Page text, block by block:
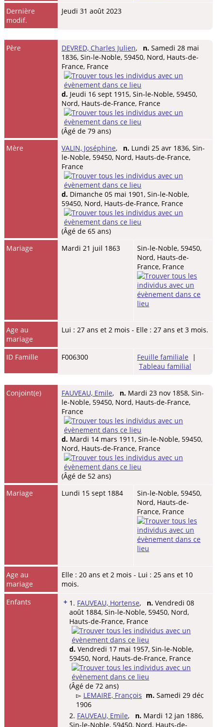
Dernière
modif.
Jeudi 31 août 2023
Père DEVRED, Charles Julien, n. Samedi 28 mai
1836, Sin-le-Noble, 59450, Nord, Hauts-de-
France, France
d. Jeudi 16 sept 1915, Sin-le-Noble, 59450,
Nord, Hauts-de-France, France
(Âgé de 79 ans)
Mère
VALIN, Joséphine, n. Lundi 25 avr 1836, Sin-
le-Noble, 59450, Nord, Hauts-de-France,
France
d. Dimanche 05 mai 1901, Sin-le-Noble,
59450, Nord, Hauts-de-France, France
(Âgé de 65 ans)
Mariage
Mardi 21 juil 1863
Sin-le-Noble, 59450,
Nord, Hauts-de-
France, France
Age au
mariage
Lui : 27 ans et 2 mois - Elle : 27 ans et 3 mois.
ID Famille F006300 Feuille familiale |
Tableau familial
Conjoint(e) FAUVEAU, Emile, n. Mardi 23 nov 1858, Sin-
le-Noble, 59450, Nord, Hauts-de-France,
France
d. Mardi 14 mars 1911, Sin-le-Noble, 59450,
Nord, Hauts-de-France, France
(Âgé de 52 ans)
Mariage
Lundi 15 sept 1884
Sin-le-Noble, 59450,
Nord, Hauts-de-
France, France
Age au
mariage
Elle : 20 ans et 2 mois - Lui : 25 ans et 10
mois.
Enfants
+ 1. FAUVEAU, Hortense, n. Vendredi 08
août 1884, Sin-le-Noble, 59450, Nord,
Hauts-de-France, France
d. Vendredi 17 mai 1957, Sin-le-Noble,
59450, Nord, Hauts-de-France, France
(Âgé de 72 ans)
▻ LEMAIRE, François m. Samedi 29 déc
1906
2. FAUVEAU, Emile, n. Mardi 12 jan 1886,
Sin-le-Noble, 59450, Nord, Hauts-de-